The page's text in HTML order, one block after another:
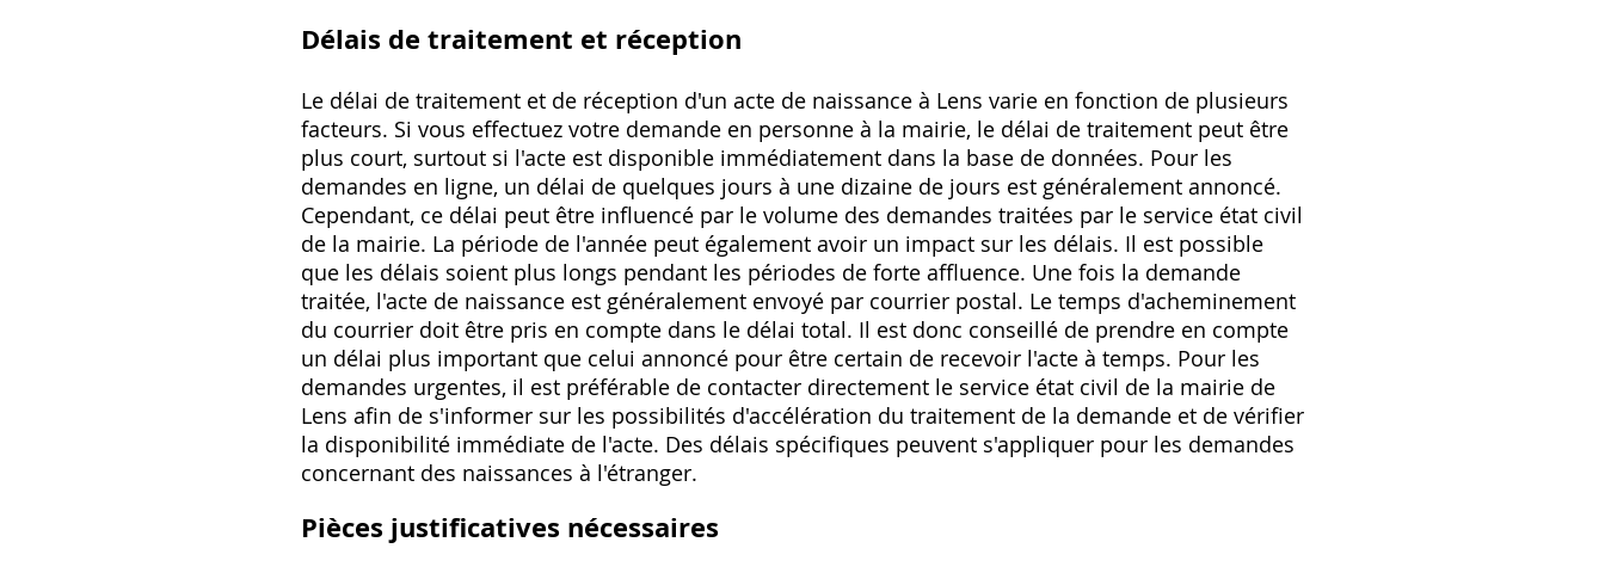
Délais de traitement et réception
Le délai de traitement et de réception d'un acte de naissance à Lens varie en fonction de plusieurs
facteurs. Si vous effectuez votre demande en personne à la mairie, le délai de traitement peut être
plus court, surtout si l'acte est disponible immédiatement dans la base de données. Pour les
demandes en ligne, un délai de quelques jours à une dizaine de jours est généralement annoncé.
Cependant, ce délai peut être influencé par le volume des demandes traitées par le service état civil
de la mairie. La période de l'année peut également avoir un impact sur les délais. Il est possible
que les délais soient plus longs pendant les périodes de forte affluence. Une fois la demande
traitée, l'acte de naissance est généralement envoyé par courrier postal. Le temps d'acheminement
du courrier doit être pris en compte dans le délai total. Il est donc conseillé de prendre en compte
un délai plus important que celui annoncé pour être certain de recevoir l'acte à temps. Pour les
demandes urgentes, il est préférable de contacter directement le service état civil de la mairie de
Lens afin de s'informer sur les possibilités d'accélération du traitement de la demande et de vérifier
la disponibilité immédiate de l'acte. Des délais spécifiques peuvent s'appliquer pour les demandes
concernant des naissances à l'étranger.
Pièces justificatives nécessaires